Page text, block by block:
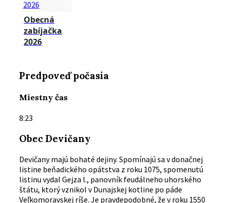
Obecná
zabíjačka
2026
Predpoveď počasia
Miestny čas
8:23
Obec Devičany
Devičany majú bohaté dejiny. Spomínajú sa v donačnej
listine beňadického opátstva z roku 1075, spomenutú
listinu vydal Gejza l., panovník feudálneho uhorského
štátu, ktorý vznikol v Dunajskej kotline po páde
Veľkomoravskej ríše. Je pravdepodobné, že v roku 1550